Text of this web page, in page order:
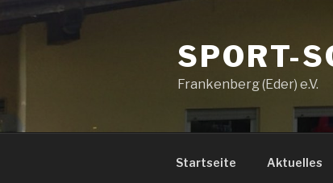
Inhalt
springen
SPORT-
Frankenberg (Eder) e.V.
Startseite Aktuelles